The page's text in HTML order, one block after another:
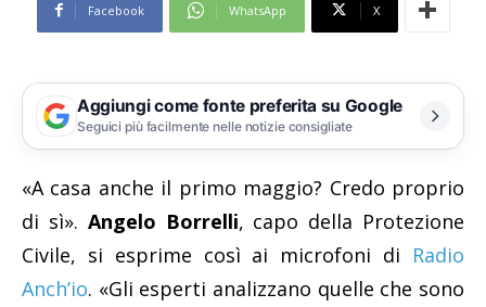
Facebook WhatsApp X
Aggiungi come fonte preferita su Google
Seguici più facilmente nelle notizie consigliate
«A casa anche il primo maggio? Credo proprio
di sì». Angelo Borrelli, capo della Protezione
Civile, si esprime così ai microfoni di Radio
Anch’io. «Gli esperti analizzano quelle che sono